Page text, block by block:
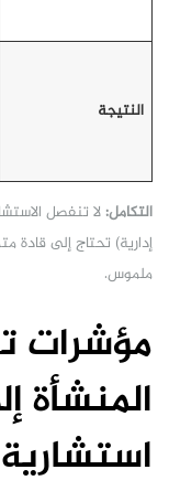
النتيجة
التكامل:لا تنفصل
إدارية) تحتاج إلى قادة
ملموس.
مؤشرات
المنشأة